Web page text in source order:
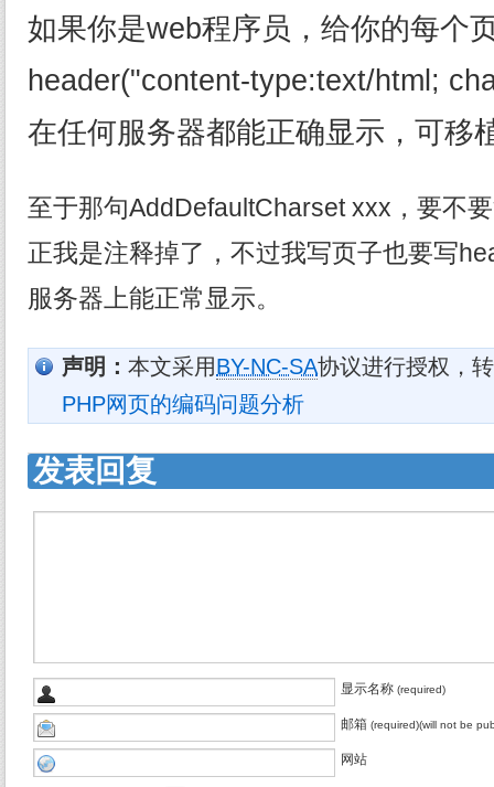
如果你是web程序员，给你的每个
header("content-type:text/html;
在任何服务器都能正确显示，可移
至于那句AddDefaultCharset xxx，要不
正我是注释掉了，不过我写页子也要写
服务器上能正常显示。
声明： 本文采用BY-NC-SA协议进行授权，
PHP网页的编码问题分析
发表回复
显示名称 (required)
邮箱 (required)(will not be
网站